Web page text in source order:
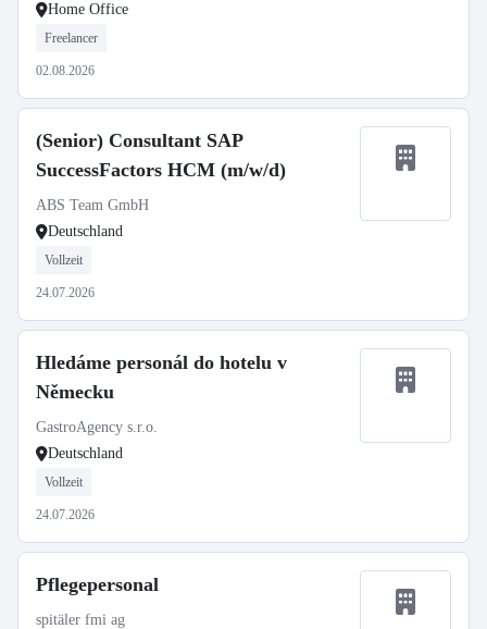
Home Office
Freelancer
02.08.2026
(Senior) Consultant SAP
SuccessFactors HCM (m/w/d)
ABS Team GmbH
Deutschland
Vollzeit
24.07.2026
Hledáme personál do hotelu v
Německu
GastroAgency s.r.o.
Deutschland
Vollzeit
24.07.2026
Pflegepersonal
spitäler fmi ag